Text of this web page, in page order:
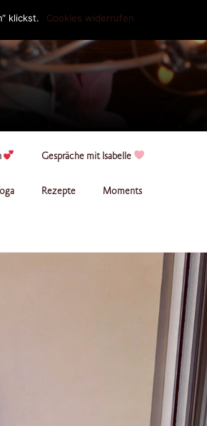
Gespräche mit Isabelle
Rezepte Moments
klickst. Cookies widerrufen